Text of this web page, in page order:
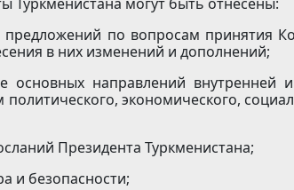
по вопросам принятия
в них изменений и дополнений;
основных направлений внутренней
политического, экономического,
Президента Туркменистана;
и безопасности;